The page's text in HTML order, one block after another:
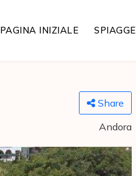
PAGINA INIZIALE SPIAGGE
Share
Andora